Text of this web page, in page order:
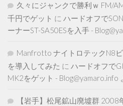
久々にジャンクで勝利ｗ FM/
千円でゲット に ハードオフで
ーナーST-SA50ESを入手 -
Manfrotto ナイトロテックN8
を導入してみた に ハードオフで
MK2をゲット - Blog@yamaro.info
【岩手】松尾鉱山廃墟群